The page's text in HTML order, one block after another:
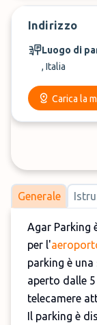
Indirizzo
Luogo di
, Italia
Carica la
Generale
Agar Parking
per l'
parking è
aperto dalle
telecamere
Il parking è